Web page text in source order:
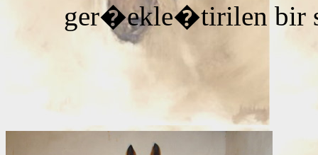
ger�ekle�tirilen bir